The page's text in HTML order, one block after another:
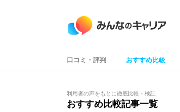
口コミ・評判 おすすめ比較
利用者の声をもとに徹底比較・検証
おすすめ比較記事一覧